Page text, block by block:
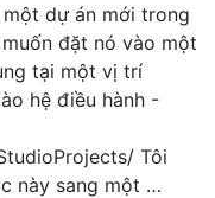
dự án mới trong
đặt nó vào một
tại một vị trí
hệ điều hành -
Tôi
này sang một …